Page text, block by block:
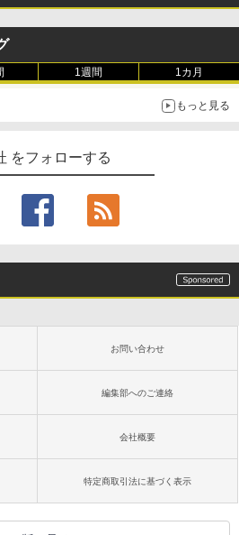
1週間 1カ月
もっと見る
をフォローする
お問い合わせ
編集部へのご連絡
会社概要
特定商取引法に基づく表示